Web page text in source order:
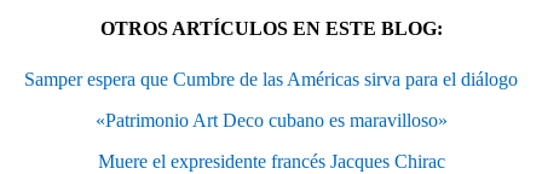
OTROS ARTÍCULOS EN ESTE BLOG:
Samper espera que Cumbre de las Américas sirva para el diálogo
«Patrimonio Art Deco cubano es maravilloso»
Muere el expresidente francés Jacques Chirac